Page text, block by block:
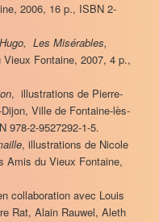
2006, 16 p., ISBN 2-
Les Misérables,
Fontaine, 2007, 4 p.,
, illustrations de Pierre-
Ville de Fontaine-lès-
978-2-9527292-1-5.
, illustrations de Nicole
Amis du Vieux Fontaine,
collaboration avec Louis
Rat, Alain Rauwel, Aleth